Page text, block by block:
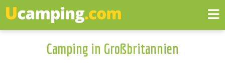
Camping in Großbritannien